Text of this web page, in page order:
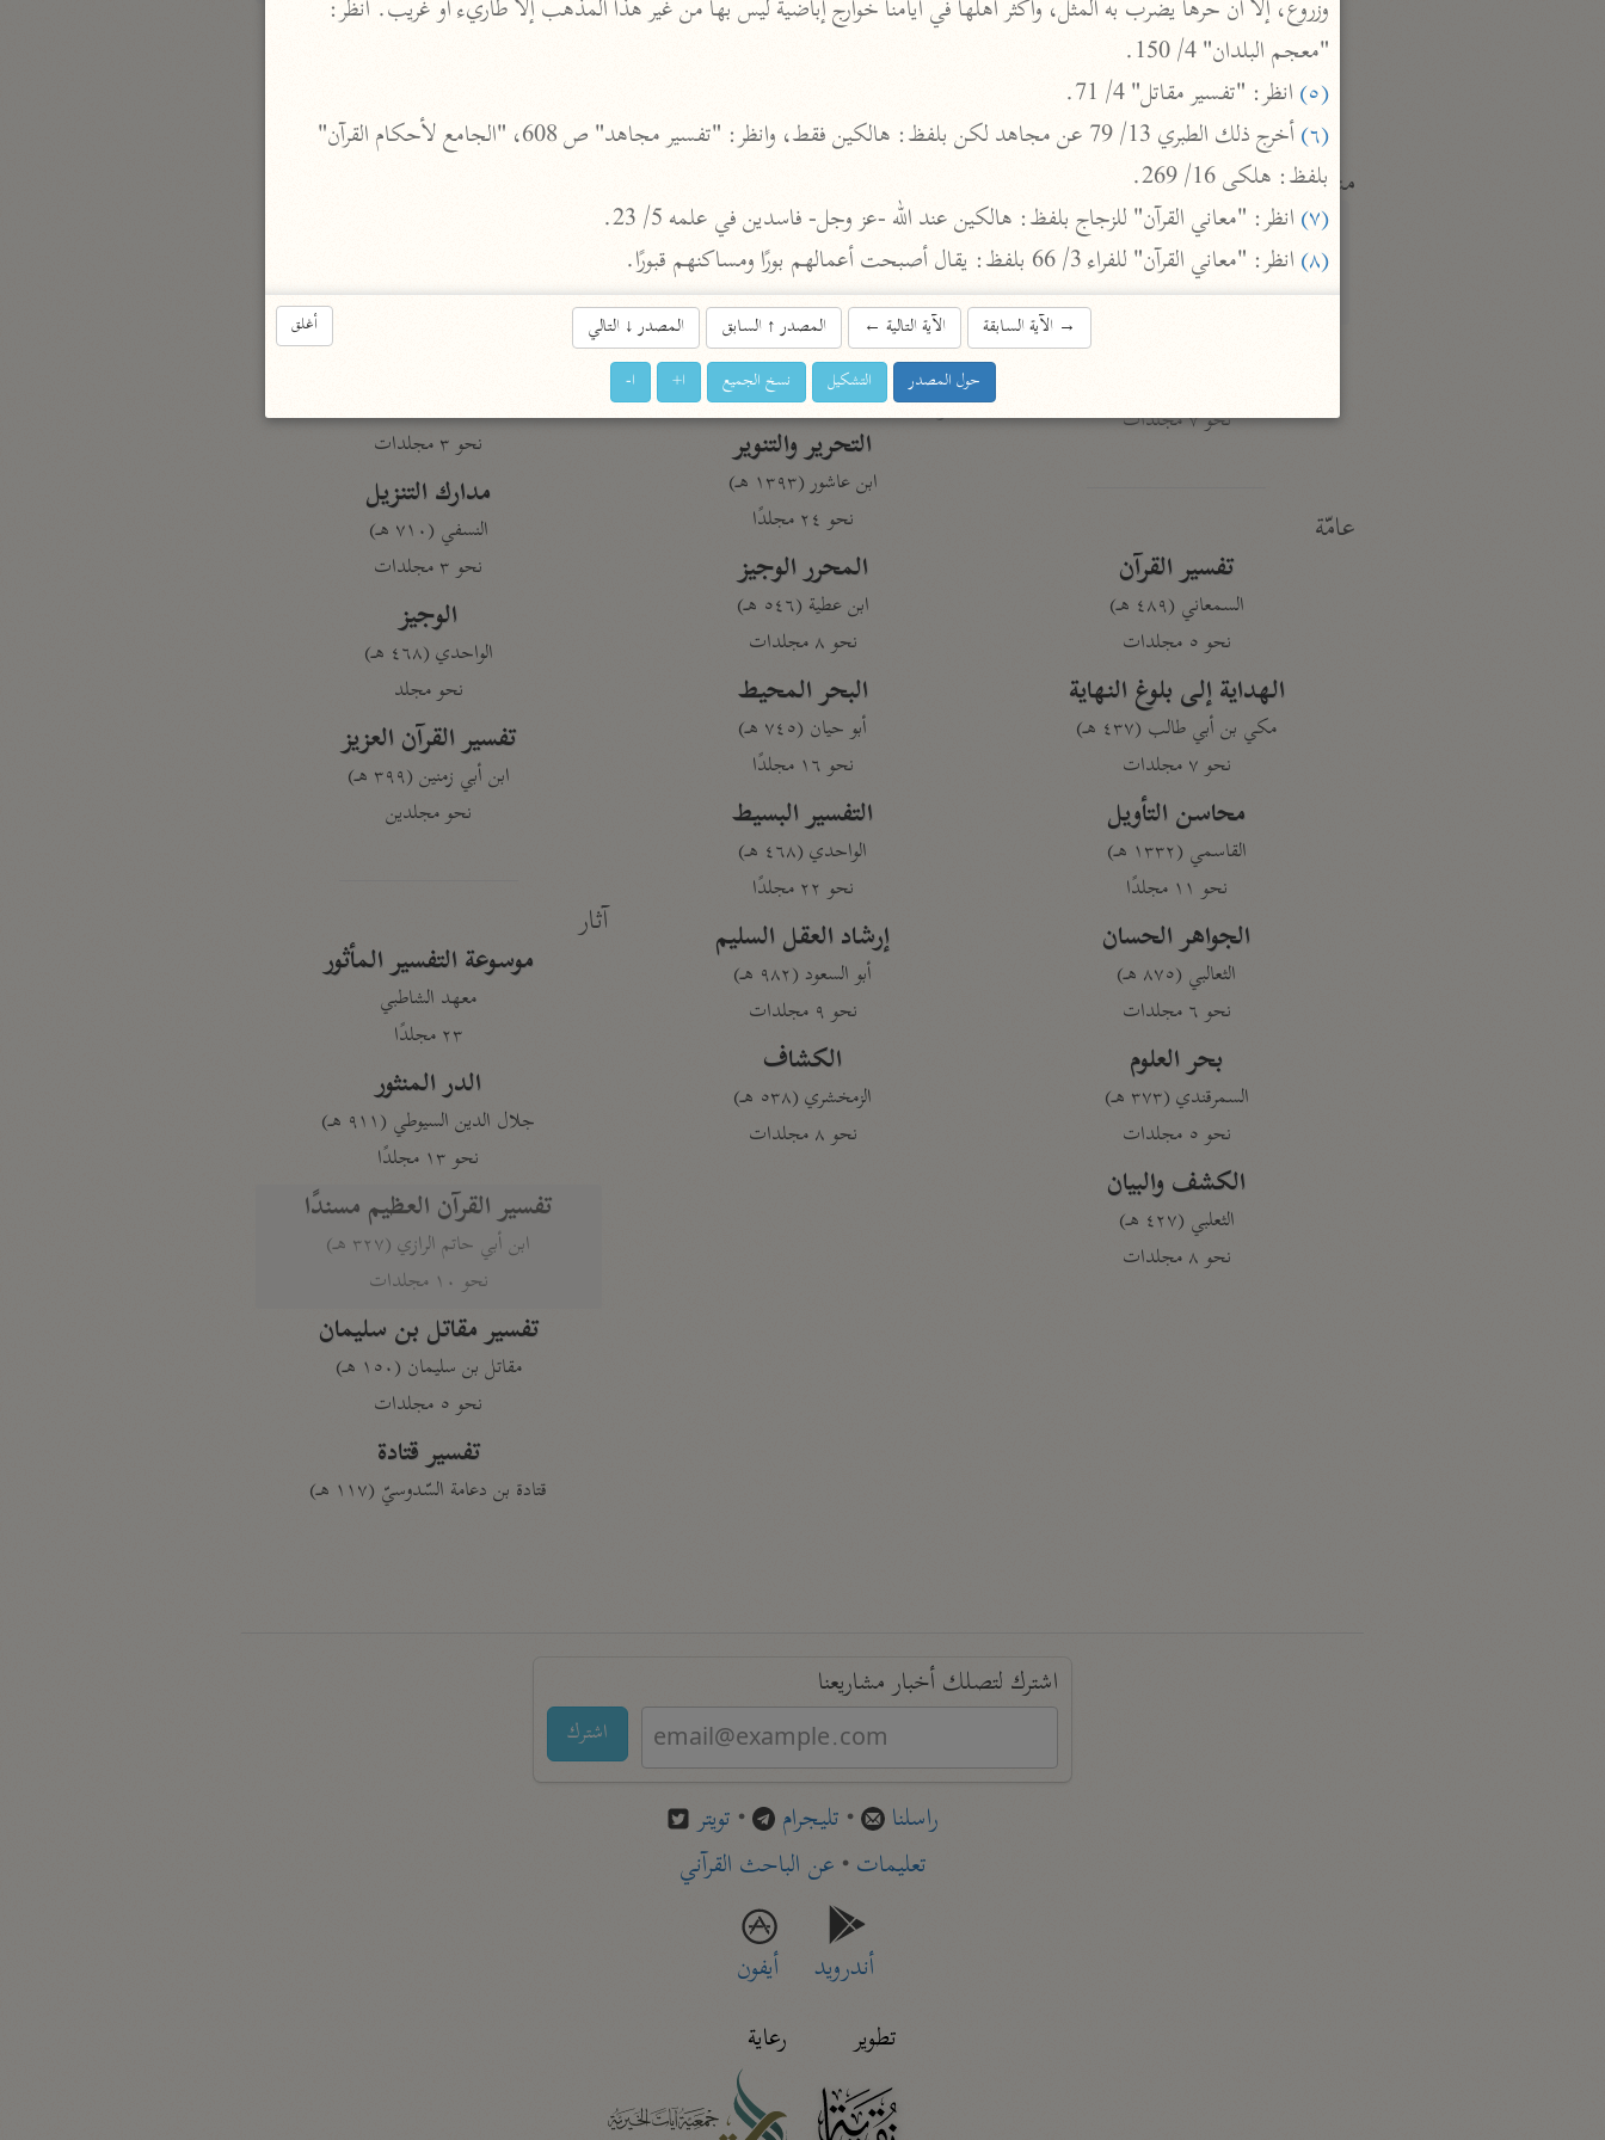
الماوردي (٤٥٠ هـ)
منتقاة
تفسير ابن قيّم الجوزيّة
ابن القيم (٧٥١ هـ)
نحو ١٢ مجلدًا
تفسير شيخ الإسلام
نحو ٧ مجلدات
عامّة
تفسير القرآن
السمعاني (٤٨٩ هـ)
نحو ٥ مجلدات
الهداية إلى بلوغ النهاية
مكي بن أبي طالب (٤٣٧ هـ)
نحو ٧ مجلدات
محاسن التأويل
القاسمي (١٣٣٢ هـ)
نحو ١١ مجلدًا
الجواهر الحسان
الثعالبي (٨٧٥ هـ)
نحو ٦ مجلدات
بحر العلوم
السمرقندي (٣٧٣ هـ)
نحو ٥ مجلدات
الكشف والبيان
الثعلبي (٤٢٧ هـ)
نحو ٨ مجلدات
محمد الأمين الشنقيطي (١٣٩٤ هـ)
نظم الدرر
البقاعي (٨٨٥ هـ)
نحو ٢٠ مجلدًا
لغة وبلاغة
التحرير والتنوير
ابن عاشور (١٣٩٣ هـ)
نحو ٢٤ مجلدًا
المحرر الوجيز
ابن عطية (٥٤٦ هـ)
نحو ٨ مجلدات
البحر المحيط
أبو حيان (٧٤٥ هـ)
نحو ١٦ مجلدًا
التفسير البسيط
الواحدي (٤٦٨ هـ)
نحو ٢٢ مجلدًا
إرشاد العقل السليم
أبو السعود (٩٨٢ هـ)
نحو ٩ مجلدات
الكشاف
الزمخشري (٥٣٨ هـ)
نحو ٨ مجلدات
تفسير الجلالين
المحلّي والسيوطي (٨٦٤، ٩١١ هـ)
الإيجي (٩٠٥ هـ)
نحو ٣ مجلدات
مدارك التنزيل
النسفي (٧١٠ هـ)
نحو ٣ مجلدات
الوجيز
الواحدي (٤٦٨ هـ)
نحو مجلد
تفسير القرآن العزيز
ابن أبي زمنين (٣٩٩ هـ)
نحو مجلدين
آثار
موسوعة التفسير المأثور
معهد الشاطبي
٢٣ مجلدًا
الدر المنثور
جلال الدين السيوطي (٩١١ هـ)
نحو ١٣ مجلدًا
تفسير القرآن العظيم مسندًا
ابن أبي حاتم الرازي (٣٢٧ هـ)
نحو ١٠ مجلدات
تفسير مقاتل بن سليمان
مقاتل بن سليمان (١٥٠ هـ)
نحو ٥ مجلدات
تفسير قتادة
قتادة بن دعامة السّدوسيّ (١١٧ هـ)
اشترك لتصلك أخبار مشاريعنا
اشترك
راسلنا • تليجرام • تويتر
تعليمات• عن الباحث القرآني
أندرويد
أيفون
تطوير
رعاية
"معجم البلدان" 4/ 150.
(٥)
انظر: "تفسير مقاتل" 4/ 71.
(٦)
بلفظ: هلكى 16/ 269.
(٧)
انظر: "معاني القرآن" للزجاج بلفظ: هالكين عند الله -عز وجل- فاسدين في علمه 5/ 23.
(٨)
انظر: "معاني القرآن" للفراء 3/ 66 بلفظ: يقال أصبحت أعمالهم بورًا ومساكنهم قبورًا.
أغلق →الآية السابقة الآية التالية ← المصدر↑السابق المصدر↓التالي
حول المصدر التشكيل نسخ الجميع ا+ ا-